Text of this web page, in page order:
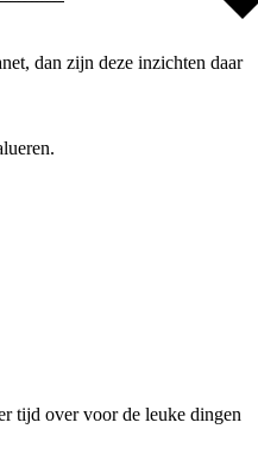
dan zijn deze inzichten daar
tijd over voor de leuke dingen